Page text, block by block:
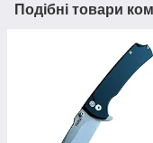
Подібні товари